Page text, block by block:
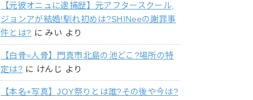
【元彼オニュに逮捕歴】元アフタースクール,
ジョンアが結婚!馴れ初めは?SHINeeの謝罪事
件とは? に みい より
【白骨=人骨】門真市北島の池どこ?場所の特
定は? に けんじ より
【本名+写真】JOY祭りとは誰?その後や今は?